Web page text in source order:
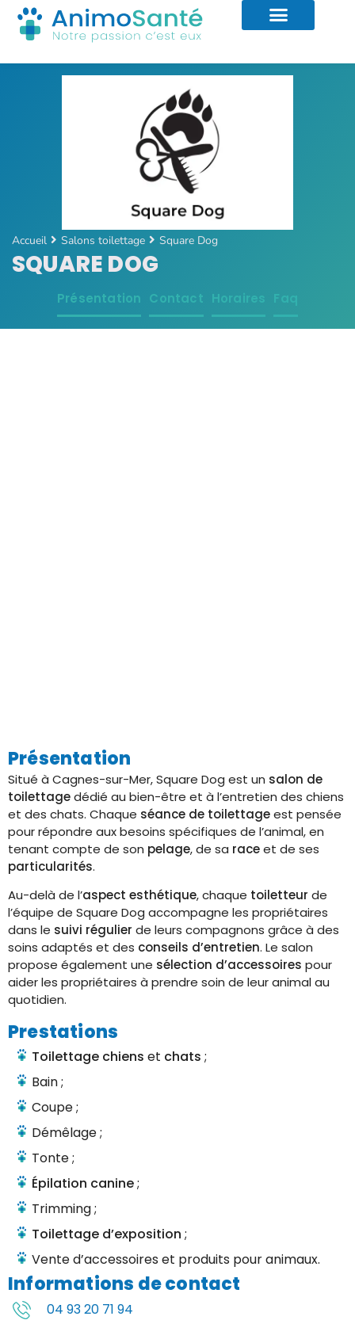
Accueil Salons toilettage Square Dog
SQUARE DOG
Présentation Contact Horaires Faq
Présentation
Situé à Cagnes-sur-Mer, Square Dog est un salon de
toilettagedédié au bien-être et à l’entretien des chiens
et des chats. Chaque séance de toilettageest pensée
pour répondre aux besoins spécifiques de l’animal, en
tenant compte de son pelage, de sa raceet de ses
particularités.
Au-delà de l’aspect esthétique, chaque toiletteur de
l’équipe de Square Dog accompagne les propriétaires
dans le suivi régulier de leurs compagnons grâce à des
soins adaptés et des conseils d’entretien. Le salon
propose également une sélection d’accessoires pour
aider les propriétaires à prendre soin de leur animal au
quotidien.
Prestations
Toilettage chiens et chats ;
Bain ;
Coupe ;
Démêlage ;
Tonte ;
Épilation canine;
Trimming ;
Toilettage d’exposition ;
Vente d’accessoires et produits pour animaux.
Informations de contact
04 93 20 71 94